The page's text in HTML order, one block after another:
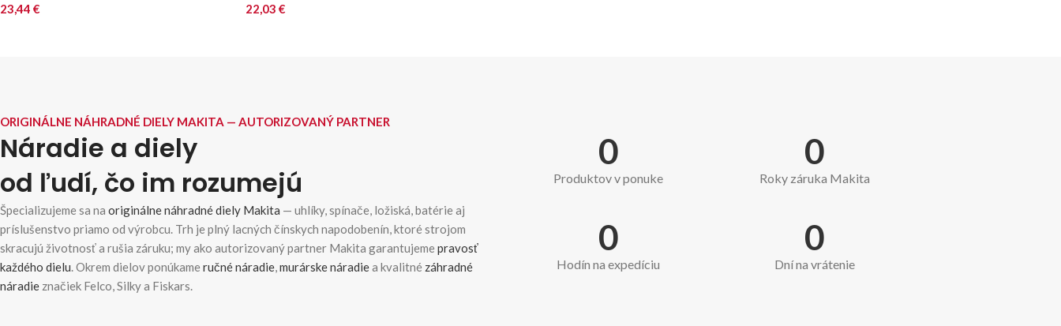
23,44 €
22,03 €
ORIGINÁLNE NÁHRADNÉ DIELY MAKITA — AUTORIZOVANÝ PARTNER
Náradie a diely
od ľudí, čo im rozumejú
Špecializujeme sa na originálne náhradné diely Makita — uhlíky, spínače, ložiská, batérie aj
príslušenstvo priamo od výrobcu. Trh je plný lacných čínskych napodobenín, ktoré strojom
skracujú životnosť a rušia záruku; my ako autorizovaný partner Makita garantujemepravosť
každého dielu. Okrem dielov ponúkameručné náradie,murárske náradiea kvalitné záhradné
náradie značiek Felco, Silky a Fiskars.
0
Produktov v ponuke
0
Roky záruka Makita
0
Hodín na expedíciu
0
Dní na vrátenie